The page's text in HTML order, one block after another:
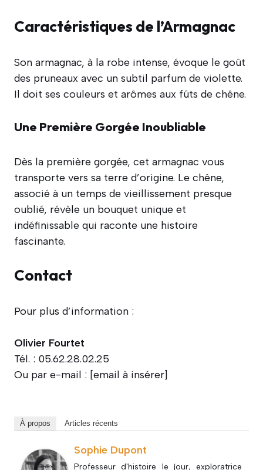
Caractéristiques de l’Armagnac
Son armagnac, à la robe intense, évoque le goût
des pruneaux avec un subtil parfum de violette.
Il doit ses couleurs et arômes aux fûts de chêne.
Une Première Gorgée Inoubliable
Dès la première gorgée, cet armagnac vous
transporte vers sa terre d’origine. Le chêne,
associé à un temps de vieillissement presque
oublié, révèle un bouquet unique et
indéfinissable qui raconte une histoire
fascinante.
Contact
Pour plus d’information :
Olivier Fourtet
Tél. : 05.62.28.02.25
Ou par e-mail : [email à insérer]
À propos Articles récents
Sophie Dupont
Professeur d'histoire le jour, exploratrice